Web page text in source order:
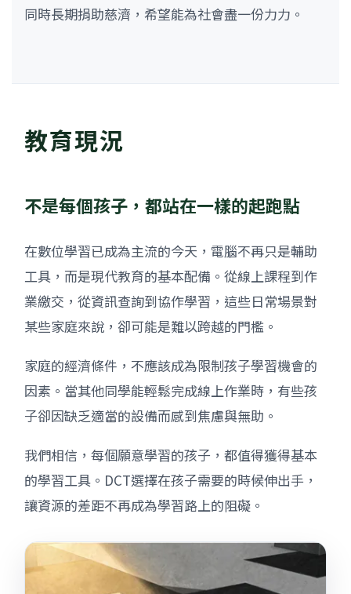
同時長期捐助慈濟，希望能為社會盡一份力力。
教育現況
不是每個孩子，都站在一樣的起跑點
在數位學習已成為主流的今天，電腦不再只是輔助
工具，而是現代教育的基本配備。從線上課程到作
業繳交，從資訊查詢到協作學習，這些日常場景對
某些家庭來說，卻可能是難以跨越的門檻。
家庭的經濟條件，不應該成為限制孩子學習機會的
因素。當其他同學能輕鬆完成線上作業時，有些孩
子卻因缺乏適當的設備而感到焦慮與無助。
我們相信，每個願意學習的孩子，都值得獲得基本
的學習工具。DCT選擇在孩子需要的時候伸出手，
讓資源的差距不再成為學習路上的阻礙。